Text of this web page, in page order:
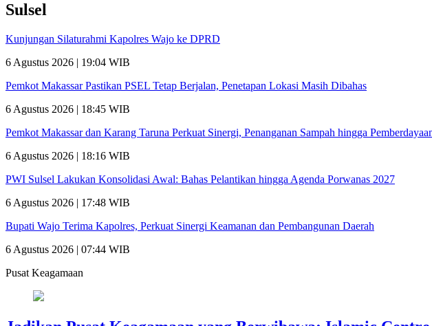
Sulsel
Kunjungan Silaturahmi Kapolres Wajo ke DPRD
6 Agustus 2026 | 19:04 WIB
Pemkot Makassar Pastikan PSEL Tetap Berjalan, Penetapan Lokasi Masih Dibahas
6 Agustus 2026 | 18:45 WIB
Pemkot Makassar dan Karang Taruna Perkuat Sinergi, Penanganan Sampah hingga
6 Agustus 2026 | 18:16 WIB
PWI Sulsel Lakukan Konsolidasi Awal: Bahas Pelantikan hingga Agenda Porwanas 2027
6 Agustus 2026 | 17:48 WIB
Bupati Wajo Terima Kapolres, Perkuat Sinergi Keamanan dan Pembangunan Daerah
6 Agustus 2026 | 07:44 WIB
Pusat Keagamaan